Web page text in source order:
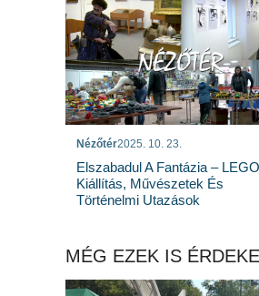
Nézőtér2025. 10. 23.
Elszabadul A Fantázia – LEGO
Kiállítás, Művészetek És
Történelmi Utazások
MÉG EZEK IS